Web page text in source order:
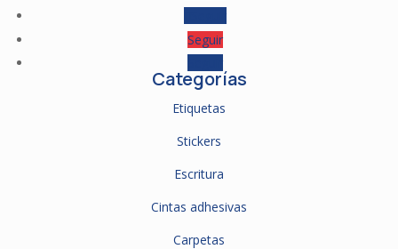
Seguir
Categorías
Etiquetas
Stickers
Escritura
Cintas adhesivas
Carpetas